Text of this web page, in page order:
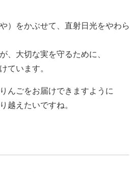
）をかぶせて、直射日光をやわら
、大切な実を守るために、
ています。
んごをお届けできますように
越えたいですね。